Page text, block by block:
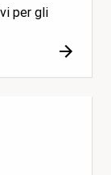
per gli